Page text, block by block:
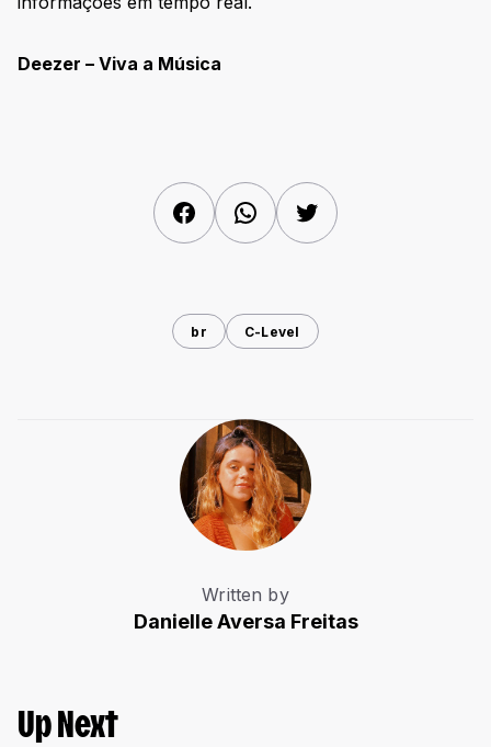
Deezer – Viva a Música
FacebookWhatsAppTwitter
br C-Level
Written by
Danielle Aversa Freitas
Up Next